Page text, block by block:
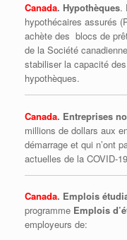
Canada. Hypothèques.
hypothécaires assurés
achète des blocs de
de la Société
stabiliser la capacité
hypothèques.
Canada. Entreprises
millions de dollars aux
démarrage et qui n’ont
actuelles de la COVID-
Canada. Emplois
programme Emplois
employeurs de: